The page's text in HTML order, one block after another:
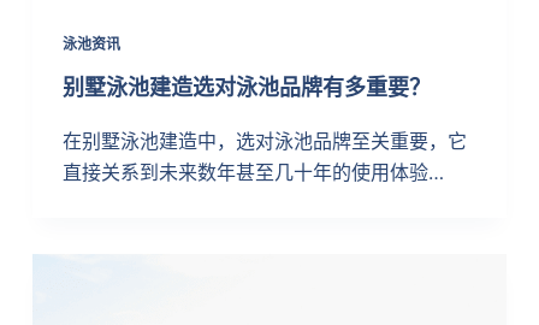
泳池资讯
别墅泳池建造选对泳池品牌有多重要？
在别墅泳池建造中，选对泳池品牌至关重要，它
直接关系到未来数年甚至几十年的使用体验…